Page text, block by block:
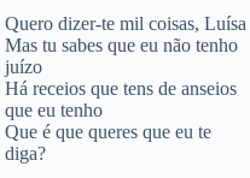
Quero dizer-te mil coisas, Luísa
Mas tu sabes que eu não tenho
juízo
Há receios que tens de anseios
que eu tenho
Que é que queres que eu te
diga?